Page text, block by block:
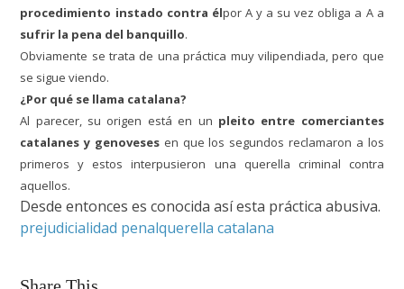
procedimiento instado contra élpor A y a su vez obliga a A a
sufrir la pena del banquillo.
Obviamente se trata de una práctica muy vilipendiada, pero que
se sigue viendo.
¿Por qué se llama catalana?
Al parecer, su origen está en un pleito entre comerciantes
catalanes y genoveses en que los segundos reclamaron a los
primeros y estos interpusieron una querella criminal contra
aquellos.
Desde entonces es conocida así esta práctica abusiva.
prejudicialidad penalquerella catalana